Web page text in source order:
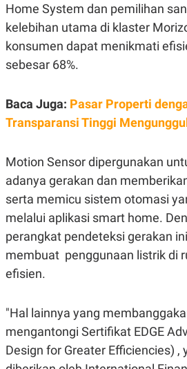
A
K
N
E
P
A
A
D
V
I
S
I
G
E
D
I
A
I
D
SITEMAP PROFILE
TERM
OF
USE
PEDOMAN
Home System dan pemilihan
kelebihan utama di klaster
konsumen dapat menikmati
sebesar 68%.
Baca Juga: Pasar Properti
Transparansi Tinggi
Motion Sensor dipergunakan
adanya gerakan dan
serta memicu sistem otomasi
melalui aplikasi smart home.
perangkat pendeteksi gerakan
membuat penggunaan listrik di
efisien.
"Hal lainnya yang
mengantongi Sertifikat EDGE
Design for Greater Efficiencies)